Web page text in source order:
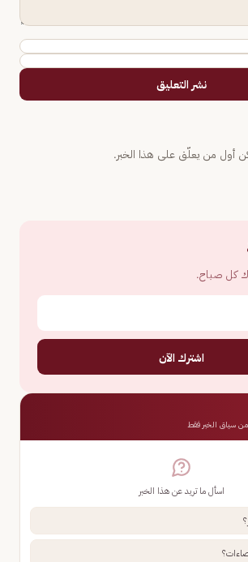
نشر التعليق
أول من يعلّق على هذا الخبر.
كل صباح.
اشترك الآن
سياق الخبر فقط
اسأل ما تريد عن هذا الخبر